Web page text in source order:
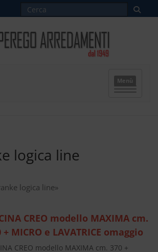
Menù
logica line
logica line»
CREO modello MAXIMA cm.
+ MICRO e LAVATRICE omaggio
CREO modello MAXIMA cm. 370 +